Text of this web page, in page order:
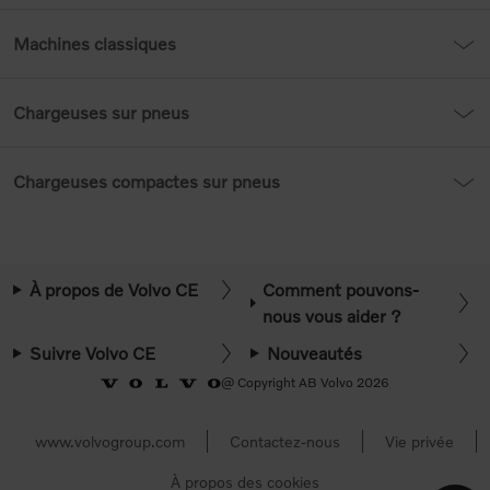
Machines classiques
Chargeuses sur pneus
Chargeuses compactes sur pneus
À propos de Volvo CE
Comment pouvons-
nous vous aider ?
Suivre Volvo CE
Nouveautés
@ Copyright AB Volvo 2026
www.volvogroup.com Contactez-nous Vie privée
À propos des cookies